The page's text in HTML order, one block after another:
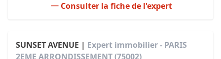
Consulter la fiche de l'expert
SUNSET AVENUE | Expert immobilier - PARIS
2EME ARRONDISSEMENT (75002)